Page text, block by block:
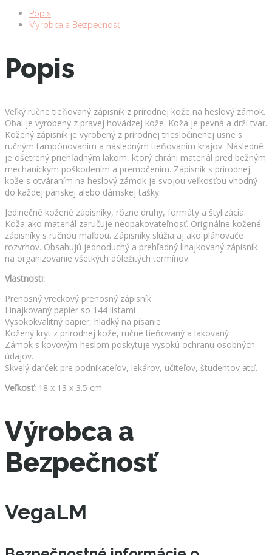
Popis
Výrobca a Bezpečnosť
Popis
Veľký ručne tieňovaný zápisník z prírodnej kože na heslový zámok.
Obal je vyrobený z pravej hovädzej kože. Koža je pevná a drží tvar.
Kožený zápisník je vyrobený z prírodnej triesločinenej usne s
ručným tampónovaním a následným tieňovaním krajov. Následné
je ošetrený priehľadným lakom, ktorý chráni materiál pred bežným
mechanickým poškodením a premočením. Zápisník s prírodnej
kože s otváraním na heslový zámok je svojou veľkosťou vhodný
do každej pánskej alebo dámskej tašky.
Jedinečné kožené zápisníky, rôzne druhy, formáty a štylizácia.
Koža ako materiál zaručuje neopakovateľnosť. Originálne kožené
zápisníky s ručnou maľbou. Zápisníky slúžia aj ako plánovače
rozvrhov. Obsahujú jednoduchý a prehľadný linajkovaný zápisník
na organizovanie všetkých dôležitých termínov.
Vlastnosti:
Prenosný vreckový prenosný zápisník
Linajkovaný papier so 144 listami
Vysokokvalitný papier, hladký na písanie
Kožený kryt z prírodnej kože, ručne tieňovaný a lakovaný
Zámok s kovovým heslom poskytuje vysokú ochranu osobných
údajov.
Skvelý darček pre podnikateľov, lekárov, učiteľov, študentov atď.
Veľkosť: 18 x 13 x 3.5 cm
Výrobca a
Bezpečnosť
VegaLM